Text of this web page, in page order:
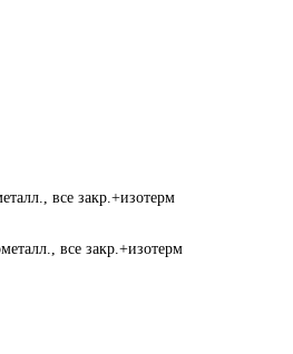
все закр.+изотерм
все закр.+изотерм